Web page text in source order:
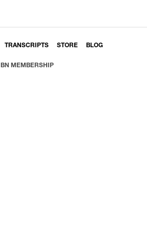
TRANSCRIPTS STORE BLOG
BN MEMBERSHIP